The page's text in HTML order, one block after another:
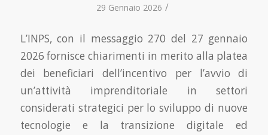
29 Gennaio 2026 /
L’INPS, con il messaggio 270 del 27 gennaio
2026 fornisce chiarimenti in merito alla platea
dei beneficiari dell’incentivo per l’avvio di
un’attività imprenditoriale in settori
considerati strategici per lo sviluppo di nuove
tecnologie e la transizione digitale ed